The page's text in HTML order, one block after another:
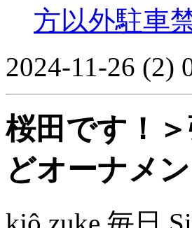
方以外駐車
2024-11-26 (2)
桜田です！
どオーナメ